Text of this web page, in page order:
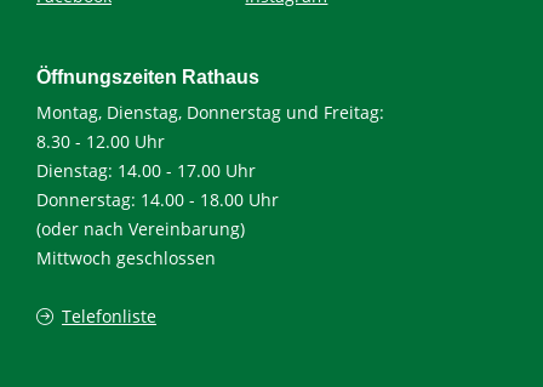
Öffnungszeiten Rathaus
Montag, Dienstag, Donnerstag und Freitag:
8.30 - 12.00 Uhr
Dienstag: 14.00 - 17.00 Uhr
Donnerstag: 14.00 - 18.00 Uhr
(oder nach Vereinbarung)
Mittwoch geschlossen
Telefonliste